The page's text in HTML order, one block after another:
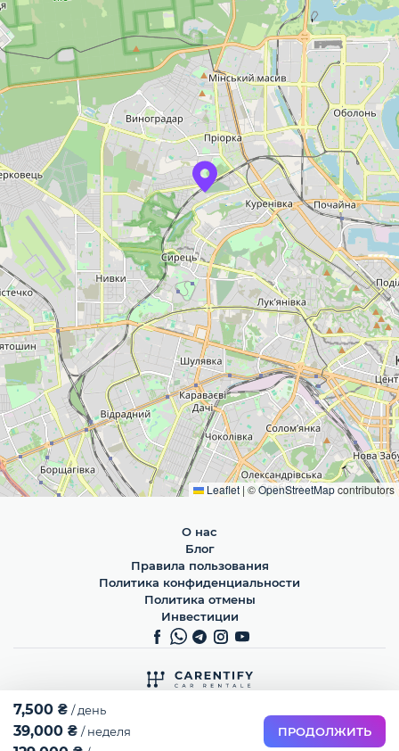
7,500 ₴ / день
39,000 ₴ / неделя ПРОДОЛЖИТЬ
Leaflet | ©OpenStreetMapcontributors
О нас
Блог
Правила пользования
Политика конфиденциальности
Политика отмены
Инвестиции